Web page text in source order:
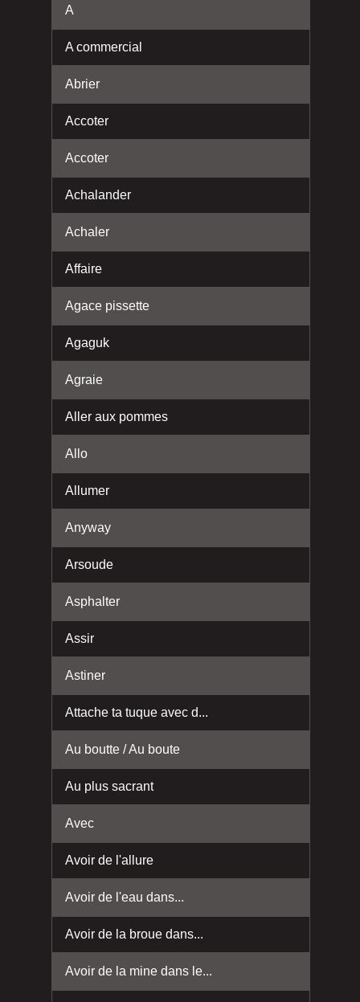
A
A commercial
Abrier
Accoter
Accoter
Achalander
Achaler
Affaire
Agace pissette
Agaguk
Agraie
Aller aux pommes
Allo
Allumer
Anyway
Arsoude
Asphalter
Assir
Astiner
Attache ta tuque avec d...
Au boutte / Au boute
Au plus sacrant
Avec
Avoir de l'allure
Avoir de l'eau dans...
Avoir de la broue dans...
Avoir de la mine dans le...